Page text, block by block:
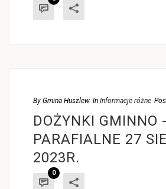
By Gmina Huszlew In Informacje różne
DOŻYNKI GMINNO -
PARAFIALNE 27
2023R.
0